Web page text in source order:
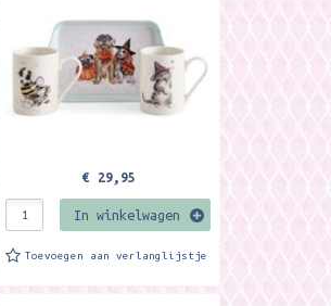
€ 29,95
In winkelwagen
Toevoegen aan verlanglijstje